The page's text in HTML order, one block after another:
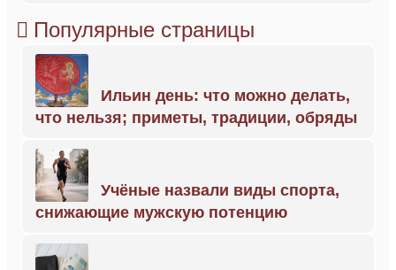
Популярные страницы
Ильин день: что можно делать,
что нельзя; приметы, традиции, обряды
Учёные назвали виды спорта,
снижающие мужскую потенцию